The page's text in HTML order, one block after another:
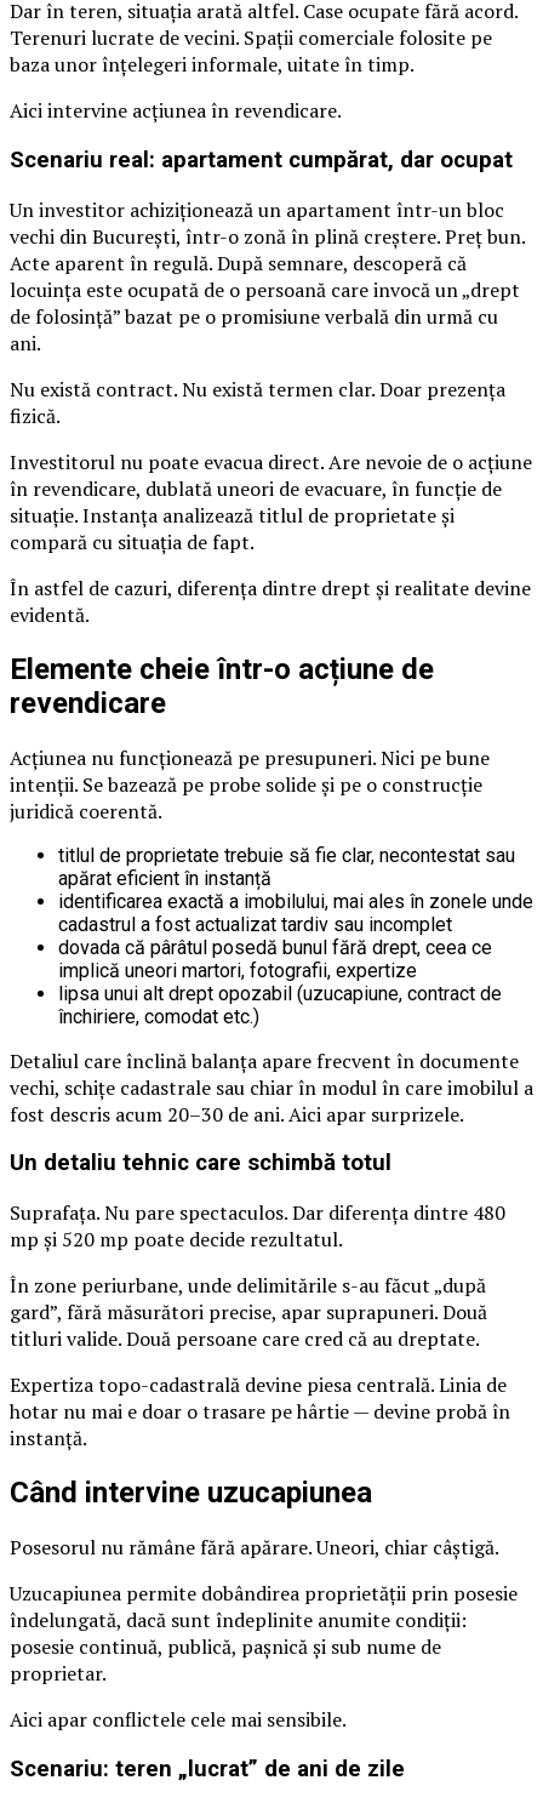
Dar în teren, situația arată altfel. Case ocupate fără acord.
Terenuri lucrate de vecini. Spații comerciale folosite pe
baza unor înțelegeri informale, uitate în timp.
Aici intervine acțiunea în revendicare.
Scenariu real: apartament cumpărat, dar ocupat
Un investitor achiziționează un apartament într-un bloc
vechi din București, într-o zonă în plină creștere. Preț bun.
Acte aparent în regulă. După semnare, descoperă că
locuința este ocupată de o persoană care invocă un „drept
de folosință” bazat pe o promisiune verbală din urmă cu
ani.
Nu există contract. Nu există termen clar. Doar prezența
fizică.
Investitorul nu poate evacua direct. Are nevoie de o acțiune
în revendicare, dublată uneori de evacuare, în funcție de
situație. Instanța analizează titlul de proprietate și
compară cu situația de fapt.
În astfel de cazuri, diferența dintre drept și realitate devine
evidentă.
Elemente cheie într-o acțiune de
revendicare
Acțiunea nu funcționează pe presupuneri. Nici pe bune
intenții. Se bazează pe probe solide și pe o construcție
juridică coerentă.
titlul de proprietate trebuie să fie clar, necontestat sau
apărat eficient în instanță
identificarea exactă a imobilului, mai ales în zonele unde
cadastrul a fost actualizat tardiv sau incomplet
dovada că pârâtul posedă bunul fără drept, ceea ce
implică uneori martori, fotografii, expertize
lipsa unui alt drept opozabil (uzucapiune, contract de
închiriere, comodat etc.)
Detaliul care înclină balanța apare frecvent în documente
vechi, schițe cadastrale sau chiar în modul în care imobilul a
fost descris acum 20–30 de ani. Aici apar surprizele.
Un detaliu tehnic care schimbă totul
Suprafața. Nu pare spectaculos. Dar diferența dintre 480
mp și 520 mp poate decide rezultatul.
În zone periurbane, unde delimitările s-au făcut „după
gard”, fără măsurători precise, apar suprapuneri. Două
titluri valide. Două persoane care cred că au dreptate.
Expertiza topo-cadastrală devine piesa centrală. Linia de
hotar nu mai e doar o trasare pe hârtie — devine probă în
instanță.
Când intervine uzucapiunea
Posesorul nu rămâne fără apărare. Uneori, chiar câștigă.
Uzucapiunea permite dobândirea proprietății prin posesie
îndelungată, dacă sunt îndeplinite anumite condiții:
posesie continuă, publică, pașnică și sub nume de
proprietar.
Aici apar conflictele cele mai sensibile.
Scenariu: teren „lucrat” de ani de zile